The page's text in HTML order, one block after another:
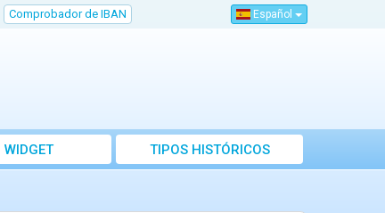
Comprobador de IBAN Español
WIDGET TIPOS HISTÓRICOS